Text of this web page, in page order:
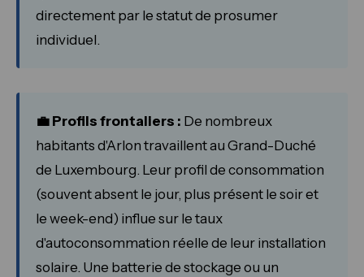
directement par le statut de prosumer
individuel.
💼 Profils frontaliers : De nombreux
habitants d'Arlon travaillent au Grand-Duché
de Luxembourg. Leur profil de consommation
(souvent absent le jour, plus présent le soir et
le week-end) influe sur le taux
d'autoconsommation réelle de leur installation
solaire. Une batterie de stockage ou un